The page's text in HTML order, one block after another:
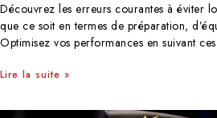
Découvrez les erreurs courantes à éviter
que ce soit en termes de préparation,
Optimisez vos performances en suivant
Lire la suite »